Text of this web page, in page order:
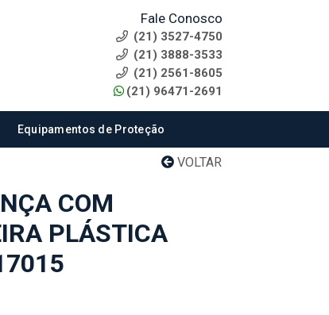
Fale Conosco
(21) 3527-4750
(21) 3888-3533
(21) 2561-8605
(21) 96471-2691
Equipamentos de Proteção
VOLTAR
COM
PLÁSTICA